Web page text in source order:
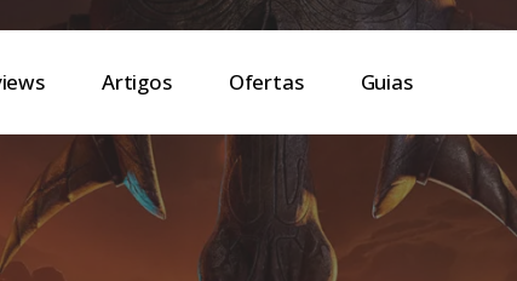
Artigos Ofertas Guias